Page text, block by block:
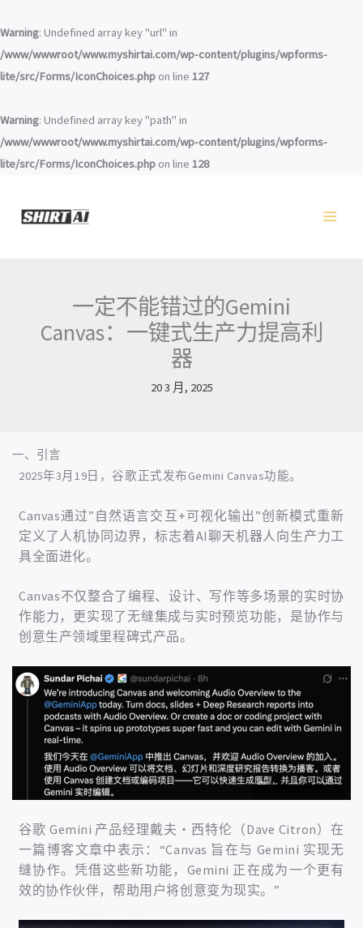
Warning: Undefined array key "url" in
/www/wwwroot/www.myshirtai.com/wp-content/plugins/wpforms-
lite/src/Forms/IconChoices.php on line 127
Warning: Undefined array key "path" in
/www/wwwroot/www.myshirtai.com/wp-content/plugins/wpforms-
lite/src/Forms/IconChoices.php on line 128
至
内
容
一定不能错过的Gemini
Canvas：一键式生产力提高利
器
20 3 月, 2025
一、引言
2025年3月19日，谷歌正式发布Gemini Canvas功能。
Canvas通过”自然语言交互+可视化输出”创新模式重新
定义了人机协同边界，标志着AI聊天机器人向生产力工
具全面进化。
Canvas不仅整合了编程、设计、写作等多场景的实时协
作能力，更实现了无缝集成与实时预览功能，是协作与
创意生产领域里程碑式产品。
谷歌 Gemini 产品经理戴夫・西特伦（Dave Citron）在
一篇博客文章中表示：“Canvas 旨在与 Gemini 实现无
缝协作。凭借这些新功能，Gemini 正在成为一个更有
效的协作伙伴，帮助用户将创意变为现实。”